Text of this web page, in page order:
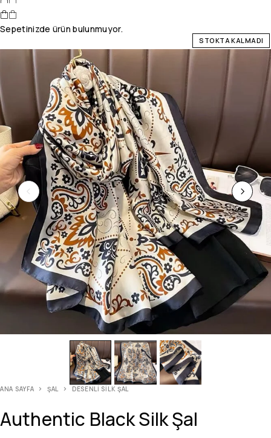
Sepetinizde ürün bulunmuyor.
STOKTA KALMADI
ANA SAYFA ŞAL DESENLI SILK ŞAL
Authentic Black Silk Şal